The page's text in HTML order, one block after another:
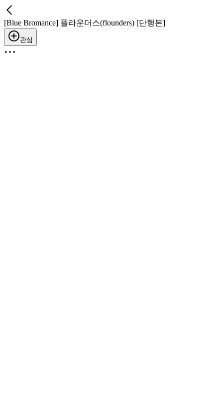
[Blue Bromance] 플라운더스(flounders) [단행본]
관심